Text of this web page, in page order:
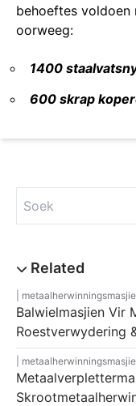
behoeftes voldoen
oorweeg:
1400
600 skrap
Balwielmasjien Vir
Roestverwydering